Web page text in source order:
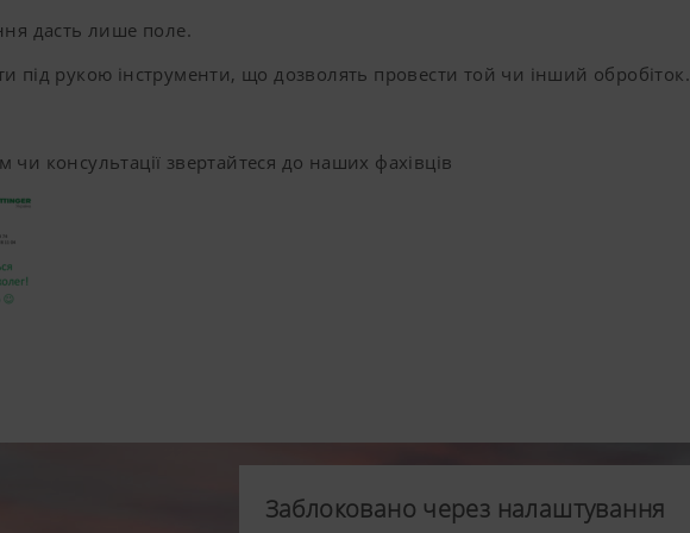
дасть лише поле.
під рукою інструменти, що дозволять провести той чи інший обробіток.
консультації звертайтеся до наших фахівців
Заблоковано через налаштування
Заблоковано через налаштування